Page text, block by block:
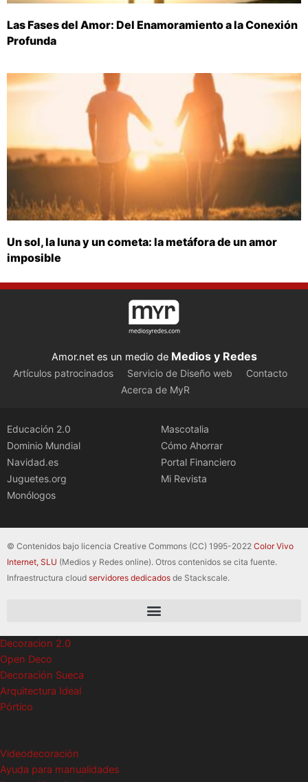
Las Fases del Amor: Del Enamoramiento a la Conexión
Profunda
Un sol, la luna y un cometa: la metáfora de un amor
imposible
Amor.net es un medio de Medios y Redes
Artículos patrocinados Servicio de Diseño web
Contacto
Acerca de MyR
Educación 2.0
Dominio Mundial
Navidad.es
Juguetes.org
Monólogos
Mascotalia
Cómo Ahorrar
Portal Financiero
Mi Revista
© Contenidos bajo licencia Creative Commons (CC) 1995-2022 Color Vivo
Internet, SLU (Medios y Redes online). Otros contenidos se cita fuente.
Infraestructura cloud servidores dedicados de Stackscale.
Decoracion 2.0
Open Deco
Decoración Sueca
Arquitectura Ideal
Pórtico
Videodecoración
Ayuda para manualidades